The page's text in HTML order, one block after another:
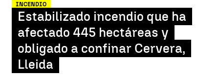
INCENDIO
Estabilizado incendio que ha
afectado 445 hectáreas y
obligado a confinar Cervera,
Lleida